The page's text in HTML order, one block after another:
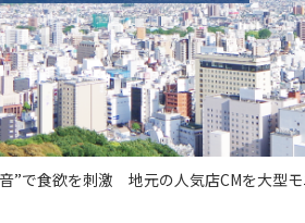
”で食欲を刺激 地元の人気店CMを大型